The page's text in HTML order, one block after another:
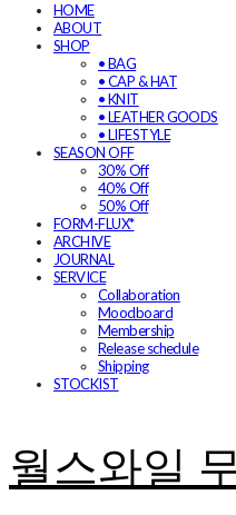
HOME
ABOUT
SHOP
• BAG
• CAP & HAT
• KNIT
• LEATHER GOODS
• LIFESTYLE
SEASON OFF
30% Off
40% Off
50% Off
FORM-FLUX*
ARCHIVE
JOURNAL
SERVICE
Collaboration
Moodboard
Membership
Release schedule
Shipping
STOCKIST
월스와일